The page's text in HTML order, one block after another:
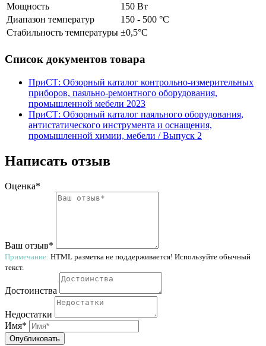
Мощность
150 Вт
Диапазон температур
150 - 500 °C
Стабильность температуры ±0,5°C
Список документов товара
ПриСТ: Обзорный каталог контрольно-измерительных
приборов, паяльно-ремонтного оборудования,
промышленной мебели 2023
ПриСТ: Обзорный каталог паяльного оборудования,
антистатического инструмента и оснащения,
промышленной химии, мебели / Выпуск 2
Написать отзыв
Оценка*
Ваш отзыв*
Примечание: HTML разметка не поддерживается! Используйте обычный
текст.
Достоинства
Недостатки
Имя*
Опубликовать